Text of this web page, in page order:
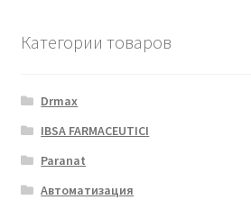
Категории товаров
Drmax
IBSA FARMACEUTICI
Paranat
Автоматизация